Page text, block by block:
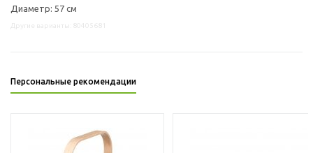
Диаметр: 57 см
Персональные рекомендации